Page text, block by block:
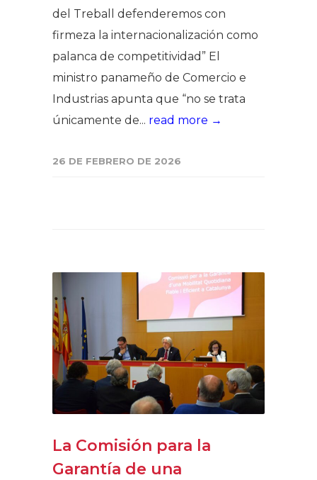
del Treball defenderemos con
firmeza la internacionalización como
palanca de competitividad” El
ministro panameño de Comercio e
Industrias apunta que “no se trata
únicamente de... read more →
26 DE FEBRERO DE 2026
La Comisión para la
Garantía de una